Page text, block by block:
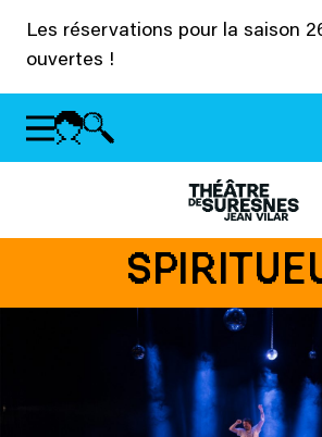
Les réservations pour la saison
ouvertes !